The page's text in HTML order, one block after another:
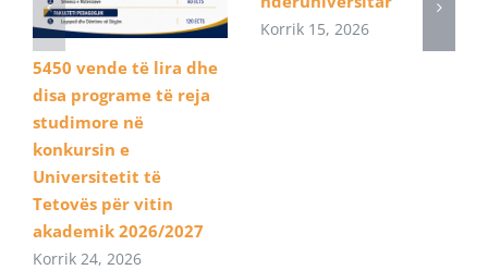
5450 vende të lira dhe
disa programe të reja
studimore në
konkursin e
Universitetit të
Tetovës për vitin
akademik 2026/2027
Korrik 24, 2026
Korrik 15, 2026